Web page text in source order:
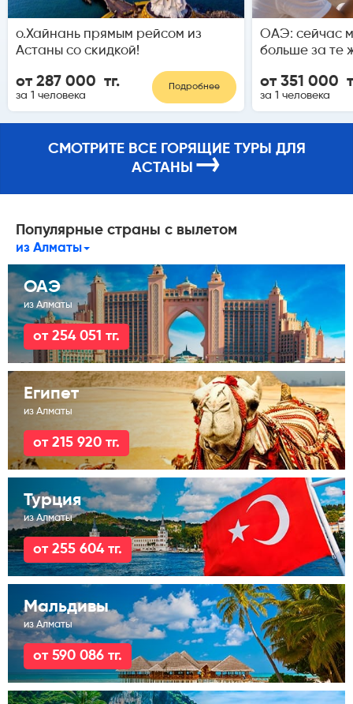
о.Хайнань прямым рейсом из
Астаны со скидкой!
от 287 000 тг.
за 1 человека
Подробнее
ОАЭ: сейчас
больше за те
от 351 000
за 1 человека
СМОТРИТЕ ВСЕ ГОРЯЩИЕ ТУРЫ ДЛЯ
АСТАНЫ →
Популярные страны с вылетом
из Алматы
ОАЭ
из Алматы
от 254 051 тг.
Египет
из Алматы
от 215 920 тг.
Турция
из Алматы
от 255 604 тг.
Мальдивы
из Алматы
от 590 086 тг.